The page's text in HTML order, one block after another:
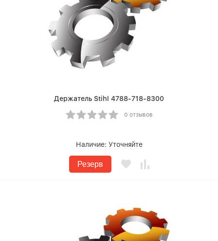
Держатель Stihl 4788-718-8300
0 отзывов
Наличие: Уточняйте
Резерв